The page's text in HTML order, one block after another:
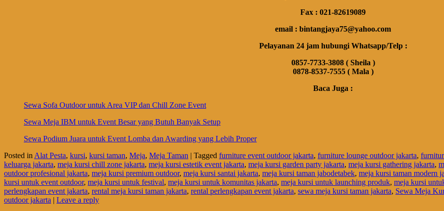
Fax : 021-82619089
email : bintangjaya75@yahoo.com
Pelayanan 24 jam hubungi Whatsapp/Telp :
0857-7733-3808 ( Sheila )
0878-8537-7555 ( Mala )
Baca Juga :
Sewa Sofa Outdoor untuk Area VIP dan Chill Zone Event
Sewa Meja IBM untuk Event Besar yang Butuh Banyak Setup
Sewa Podium Juara untuk Event Lomba dan Awarding yang Lebih Proper
Posted in Alat Pesta, kursi, kursi taman, Meja, Meja Taman | Tagged furniture event outdoor jakarta, furniture lounge outdoor jakarta,
keluarga jakarta, meja kursi chill zone jakarta, meja kursi estetik event jakarta, meja kursi garden party jakarta, meja kursi gathering jakarta,
outdoor profesional jakarta, meja kursi premium outdoor, meja kursi santai jakarta, meja kursi taman jabodetabek, meja kursi taman modern
kursi untuk event outdoor, meja kursi untuk festival, meja kursi untuk komunitas jakarta, meja kursi untuk launching produk, meja kursi
perlengkapan event jakarta, rental meja kursi taman jakarta, rental perlengkapan event jakarta, sewa meja kursi taman jakarta, Sewa Meja
outdoor jakarta | Leave a reply